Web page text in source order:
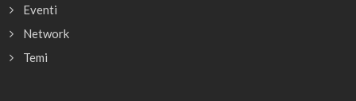
Eventi
Network
Temi